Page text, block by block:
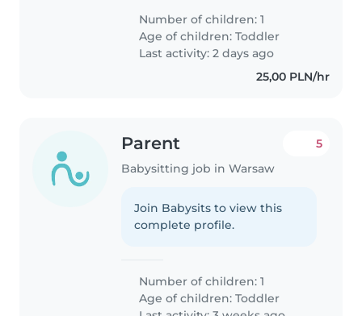
Potrzebujemy ciepłej i
odpowiedzialnej niani, która
potrafi zainteresować dziecko
zabawą i wspierać jego..
Number of children: 1
Age of children:Toddler
Last activity: 2 days ago
25,00 PLN/hr
Parent
Babysitting job in Warsaw
5
Join Babysits to view this
complete profile.
Number of children: 1
Age of children:Toddler